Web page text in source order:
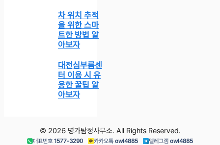
차 위치 추적
을 위한 스마
트한 방법 알
아보자
대전심부름센
터 이용 시 유
용한 꿀팁 알
아보자
© 2026 명가탐정사무소. All Rights Reserved.
대표번호 1577-3290 카카오톡 owl4885 텔레그램 owl4885